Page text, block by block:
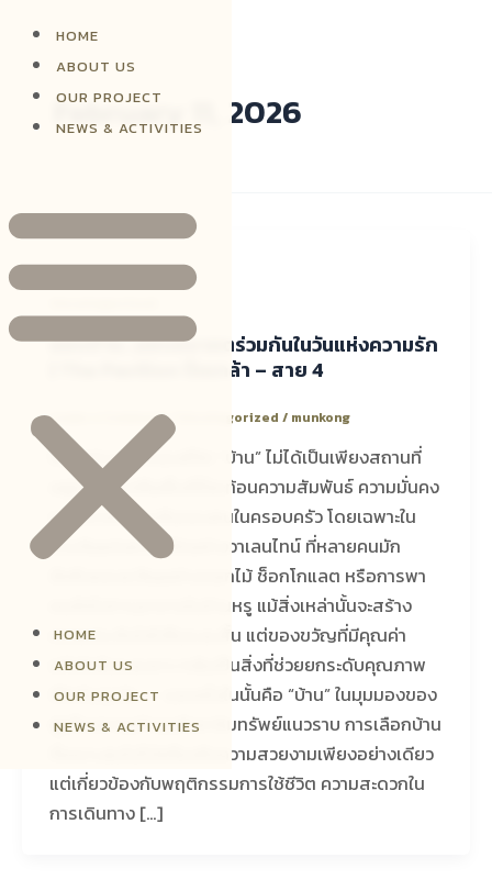
content
HOME
ABOUT US
OUR PROJECT
NEWS & ACTIVITIES
HOME
ABOUT US
OUR PROJECT
NEWS & ACTIVITIES
February 11, 2026
มอบบ้าน…มอบอนาคตร่วมกันในวันแห่งความรัก
| The Pavilion ปิ่นเกล้า – สาย 4
Leave a Comment/ Uncategorized / munkong
ในทุกช่วงเวลาของชีวิต “บ้าน” ไม่ได้เป็นเพียงสถานที่
อยู่อาศัย แต่คือพื้นที่ที่สะท้อนความสัมพันธ์ ความมั่นคง
และอนาคตร่วมกันของคนในครอบครัว โดยเฉพาะใน
ช่วงวันแห่งความรักอย่างวาเลนไทน์ ที่หลายคนมัก
นึกถึงของขวัญอย่างดอกไม้ ช็อกโกแลต หรือการพา
คนรักไปทานอาหารในร้านหรู แม้สิ่งเหล่านั้นจะสร้าง
ความประทับใจได้ในระยะสั้น แต่ของขวัญที่มีคุณค่า
แท้จริงในระยะยาว กลับเป็นสิ่งที่ช่วยยกระดับคุณภาพ
ชีวิตในทุกวัน — และหนึ่งในนั้นคือ “บ้าน” ในมุมมองของ
ผู้เชี่ยวชาญด้านอสังหาริมทรัพย์แนวราบ การเลือกบ้าน
ที่เหมาะสมไม่ได้เกี่ยวกับความสวยงามเพียงอย่างเดียว
แต่เกี่ยวข้องกับพฤติกรรมการใช้ชีวิต ความสะดวกใน
การเดินทาง […]